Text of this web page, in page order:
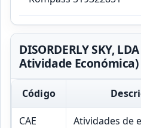
DISORDERLY SKY,
Atividade Económica)
Código
CAE
Atividades de